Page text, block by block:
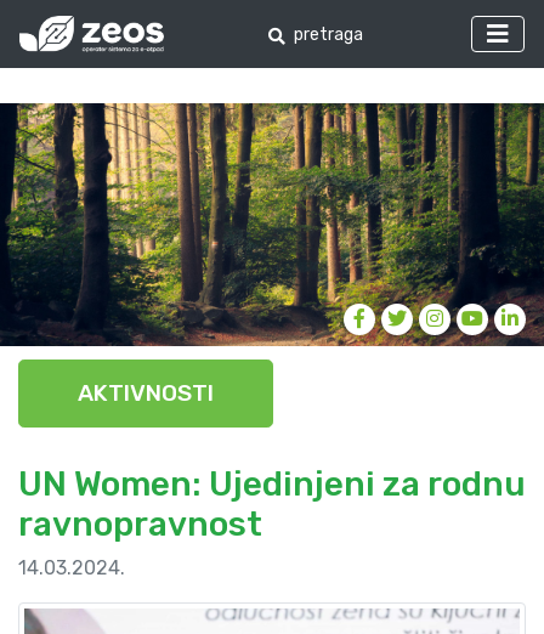
AKTIVNOSTI
UN Women: Ujedinjeni za rodnu
ravnopravnost
14.03.2024.